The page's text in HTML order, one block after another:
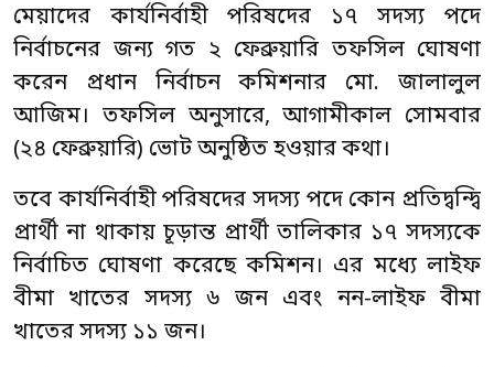
মেয়াদের কার্যনির্বাহী পরিষদের ১৭ সদস্য পদে
নির্বাচনের জন্য গত ২ ফেব্রুয়ারি তফসিল ঘোষণা
করেন প্রধান নির্বাচন কমিশনার মো. জালালুল
আজিম। তফসিল অনুসারে, আগামীকাল সোমবার
(২৪ ফেব্রুয়ারি) ভোট অনুষ্ঠিত হওয়ার কথা।
তবে কার্যনির্বাহী পরিষদের সদস্য পদে কোন প্রতিদ্বন্দ্বি
প্রার্থী না থাকায় চূড়ান্ত প্রার্থী তালিকার ১৭ সদস্যকে
নির্বাচিত ঘোষণা করেছে কমিশন। এর মধ্যে লাইফ
বীমা খাতের সদস্য ৬ জন এবং নন-লাইফ বীমা
খাতের সদস্য ১১ জন।